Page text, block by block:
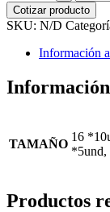
Cotizar producto
SKU: N/D
Información
TAMAÑO
16
*5und,
Productos